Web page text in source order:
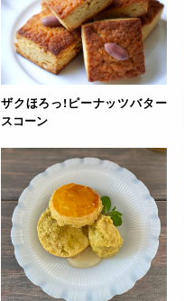
ザクほろっ!ピーナッツバター
スコーン